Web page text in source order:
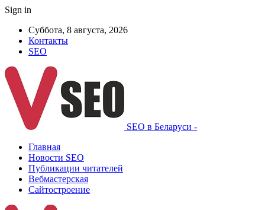
Sign in
Суббота, 8 августа, 2026
Контакты
SEO
SEO в Беларуси -
Главная
Новости SEO
Публикации читателей
Вебмастерская
Сайтостроение